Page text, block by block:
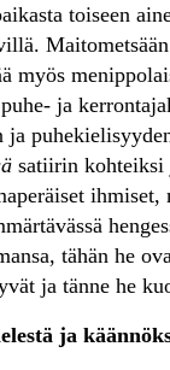
toiseen
myös
ja
ja
satiirin kohteiksi
tähän he
ja tänne he
ja